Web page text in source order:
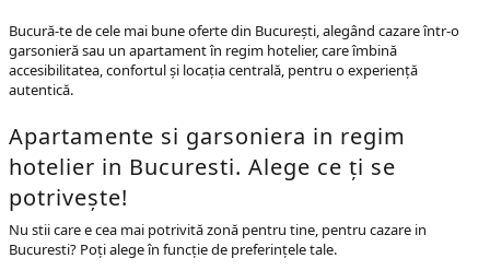
Bucură-te de cele mai bune oferte din București, alegând cazare într-o
garsonieră sau un apartament în regim hotelier, care îmbină
accesibilitatea, confortul și locația centrală, pentru o experiență
autentică.
Apartamente si garsoniera in regim
hotelier in Bucuresti. Alege ce ți se
potrivește!
Nu stii care e cea mai potrivită zonă pentru tine, pentru cazare in
Bucuresti? Poți alege în funcție de preferințele tale.